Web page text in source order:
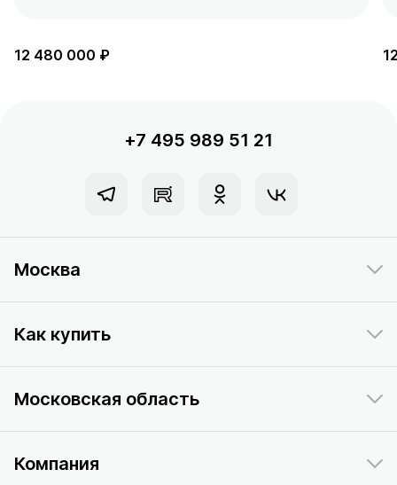
12 480 000 ₽
+7 495 989 51 21
Москва
Как купить
Московская область
Компания